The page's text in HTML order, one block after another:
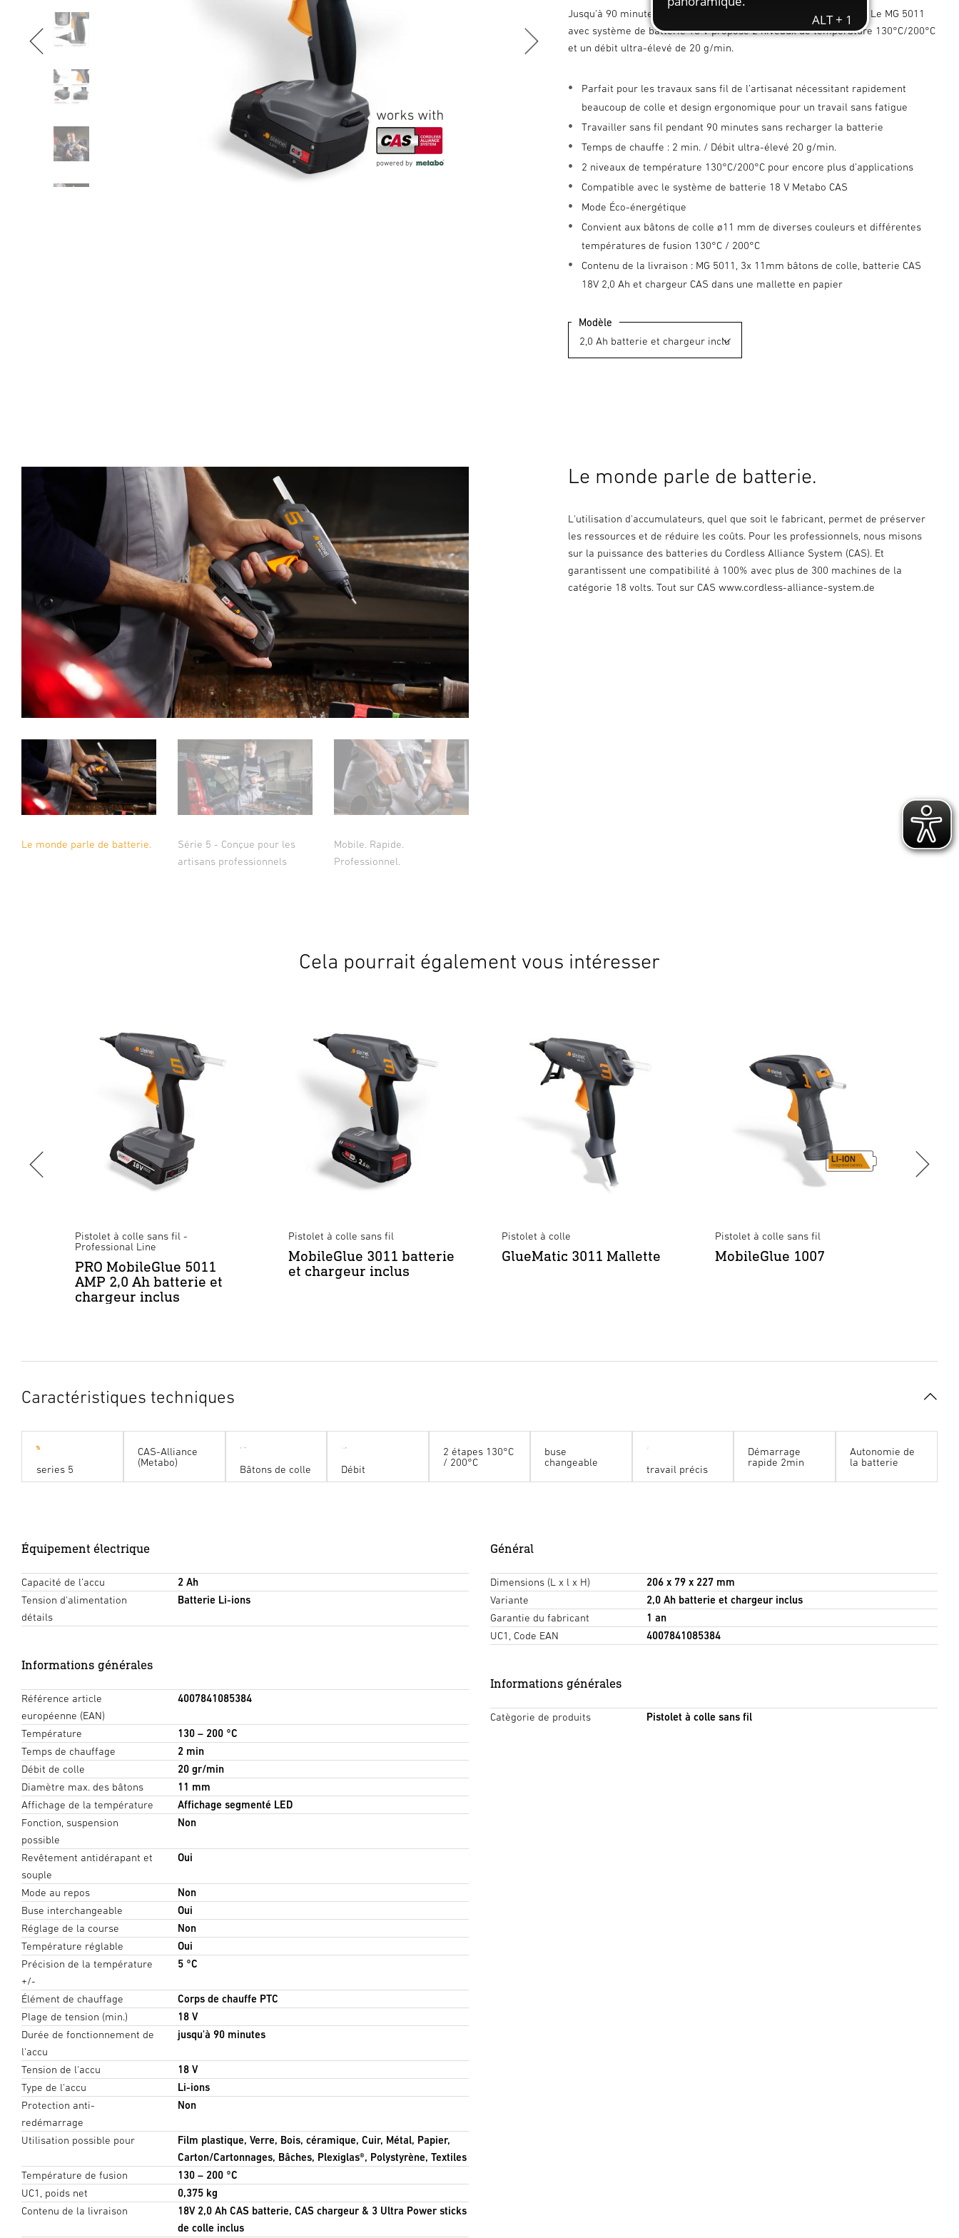
Jusqu'à 90 minutes de collage professionnel sans fil et puissant. Le MG 5011
avec système de batterie 18 V propose 2 niveaux de température 130°C/200°C
et un débit ultra-élevé de 20 g/min.
Parfait pour les travaux sans fil de l’artisanat nécessitant rapidement
beaucoup de colle et design ergonomique pour un travail sans fatigue
Travailler sans fil pendant 90 minutes sans recharger la batterie
Temps de chauffe : 2 min. / Débit ultra-élevé 20 g/min.
2 niveaux de température 130°C/200°C pour encore plus d’applications
Compatible avec le système de batterie 18 V Metabo CAS
Mode Éco-énergétique
Convient aux bâtons de colle ø11 mm de diverses couleurs et différentes
températures de fusion 130°C / 200°C
Contenu de la livraison : MG 5011, 3x 11mm bâtons de colle, batterie CAS
18V 2,0 Ah et chargeur CAS dans une mallette en papier
Modèle
Le monde parle de batterie.
Série 5 - Conçue pour les
artisans professionnels
Mobile. Rapide.
Professionnel.
Le monde parle de batterie.
L'utilisation d'accumulateurs, quel que soit le fabricant, permet de préserver
les ressources et de réduire les coûts. Pour les professionnels, nous misons
sur la puissance des batteries du Cordless Alliance System (CAS). Et
garantissent une compatibilité à 100% avec plus de 300 machines de la
catégorie 18 volts. Tout sur CAS www.cordless-alliance-system.de
Cela pourrait également vous intéresser
Pistolet à colle sans fil -
Professional Line
PRO MobileGlue 5011
AMP 2,0 Ah batterie et
chargeur inclus
Pistolet à colle sans fil
MobileGlue 3011 batterie
et chargeur inclus
Pistolet à colle
GlueMatic 3011 Mallette
Pistolet à colle sans fil
MobileGlue 1007
Caractéristiques techniques
series 5
CAS-Alliance
(Metabo)
Bâtons de colle Débit
2 étapes 130°C
/ 200°C
buse
changeable
travail précis
Démarrage
rapide 2min
Autonomie de
la batterie
Équipement électrique
Capacité de l’accu
2 Ah
Tension d'alimentation
détails
Batterie Li-ions
Informations générales
Référence article
européenne (EAN)
4007841085384
Température
130 – 200 °C
Temps de chauffage
2 min
Débit de colle
20 gr/min
Diamètre max. des bâtons
11 mm
Affichage de la température
Affichage segmenté LED
Fonction, suspension
possible
Non
Revêtement antidérapant et
souple
Oui
Mode au repos
Non
Buse interchangeable
Oui
Réglage de la course
Non
Température réglable
Oui
Précision de la température
+/-
5 °C
Élément de chauffage
Corps de chauffe PTC
Plage de tension (min.)
18 V
Durée de fonctionnement de
l'accu
jusqu'à 90 minutes
Tension de l'accu
18 V
Type de l'accu
Li-ions
Protection anti-
redémarrage
Non
Utilisation possible pour
Film plastique, Verre, Bois, céramique, Cuir, Métal, Papier,
Carton/Cartonnages, Bâches, Plexiglas®, Polystyrène, Textiles
Température de fusion
130 – 200 °C
UC1, poids net
0,375 kg
Contenu de la livraison
18V 2,0 Ah CAS batterie, CAS chargeur & 3 Ultra Power sticks
de colle inclus
Général
Dimensions (L x l x H)
206 x 79 x 227 mm
Variante
2,0 Ah batterie et chargeur inclus
Garantie du fabricant
1 an
UC1, Code EAN
4007841085384
Informations générales
Catègorie de produits Pistolet à colle sans fil